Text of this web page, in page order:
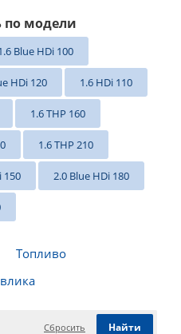
по модели
Blue HDi 100
HDi 120 1.6 HDi 110
1.6 THP 160
1.6 THP 210
150 2.0 Blue HDi 180
Топливо
Сбросить